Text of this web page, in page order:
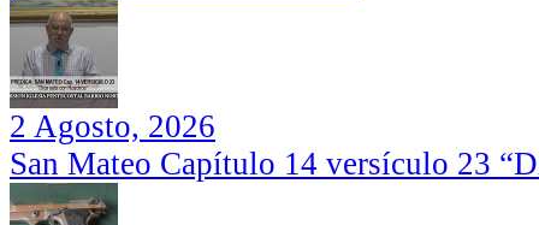
2 Agosto, 2026
San Mateo Capítulo 14 versículo 23